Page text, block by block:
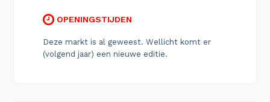
OPENINGSTIJDEN
Deze markt is al geweest. Wellicht komt er
(volgend jaar) een nieuwe editie.